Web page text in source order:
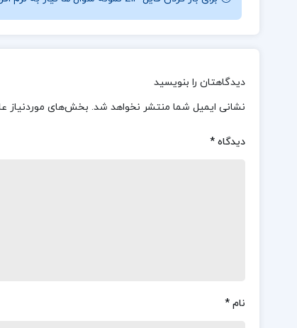
دیدگاهتان را بنویسید
نشانی ایمیل شما منتشر نخواهد شد. بخش‌های موردنیاز
دیدگاه*
نام*